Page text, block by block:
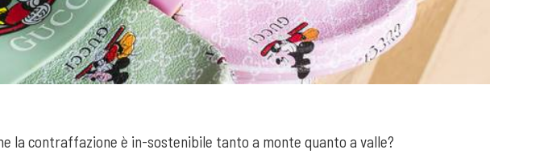
la contraffazione è in-sostenibile tanto a monte quanto a valle?